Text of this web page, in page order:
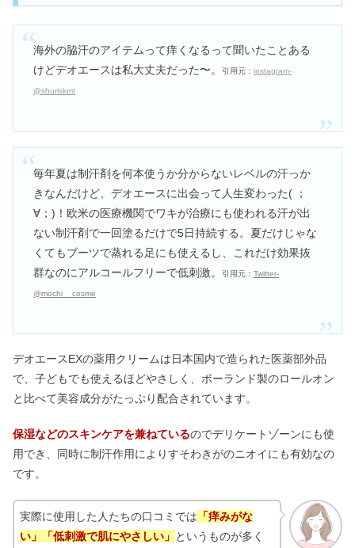
海外の脇汗のアイテムって痒くなるって聞いたことある
けどデオエースは私大丈夫だった〜。
引用元：instagram-
@shuriskmt
毎年夏は制汗剤を何本使うか分からないレベルの汗っか
きなんだけど、デオエースに出会って人生変わった( ；
∀；)！欧米の医療機関でワキが治療にも使われる汗が出
ない制汗剤で一回塗るだけで5日持続する。夏だけじゃな
くてもブーツで蒸れる足にも使えるし、これだけ効果抜
群なのにアルコールフリーで低刺激。
引用元：Twitter-
@mochi__cosme
デオエースEXの薬用クリームは日本国内で造られた医薬部外品
で、子どもでも使えるほどやさしく、ポーランド製のロールオン
と比べて美容成分がたっぷり配合されています。
保湿などのスキンケアを兼ねているのでデリケートゾーンにも使
用でき、同時に制汗作用によりすそわきがのニオイにも有効なの
です。
実際に使用した人たちの口コミでは 「痒みがな
い」「低刺激で肌にやさしい」 というものが多く